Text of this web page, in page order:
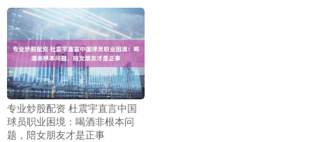
专业炒股配资 杜震宇直言中国
球员职业困境：喝酒非根本问
题，陪女朋友才是正事